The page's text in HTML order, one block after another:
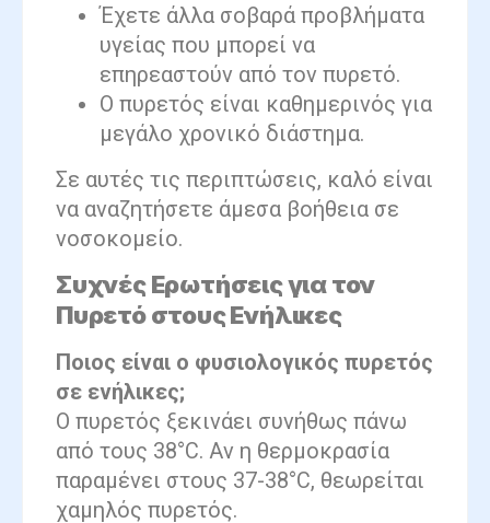
Έχετε άλλα σοβαρά προβλήματα
υγείας που μπορεί να
επηρεαστούν από τον πυρετό.
Ο πυρετός είναι καθημερινός για
μεγάλο χρονικό διάστημα.
Σε αυτές τις περιπτώσεις, καλό είναι
να αναζητήσετε άμεσα βοήθεια σε
νοσοκομείο.
Συχνές Ερωτήσεις για τον
Πυρετό στους Ενήλικες
Ποιος είναι ο φυσιολογικός πυρετός
σε ενήλικες;
Ο πυρετός ξεκινάει συνήθως πάνω
από τους 38°C. Αν η θερμοκρασία
παραμένει στους 37-38°C, θεωρείται
χαμηλός πυρετός.